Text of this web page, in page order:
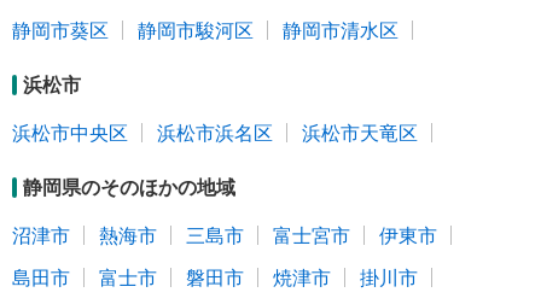
静岡市葵区
静岡市駿河区
静岡市清水区
浜松市
浜松市中央区
浜松市浜名区
浜松市天竜区
静岡県のそのほかの地域
沼津市
熱海市 三島市 富士宮市
伊東市
島田市
富士市 磐田市 焼津市
掛川市